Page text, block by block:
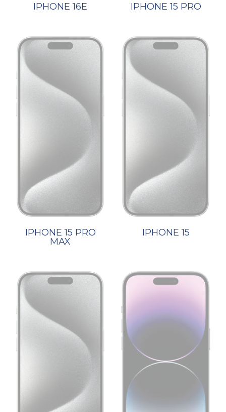
IPHONE 16E IPHONE 15 PRO
IPHONE 15 PRO
MAX
IPHONE 15